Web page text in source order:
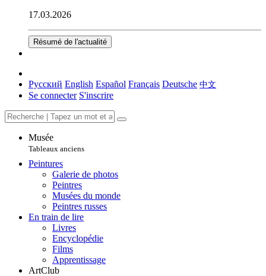
17.03.2026
Résumé de l'actualité
Русский English Español Français Deutsche 中文
Se connecter S'inscrire
Musée
Tableaux anciens
Peintures
Galerie de photos
Peintres
Musées du monde
Peintres russes
En train de lire
Livres
Encyclopédie
Films
Apprentissage
ArtClub